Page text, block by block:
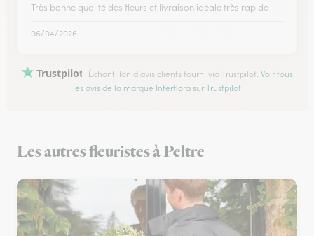
Très bonne qualité des fleurs et livraison idéale très rapide
06/04/2026
Trustpilot Échantillon d'avis clients fourni via Trustpilot. Voir tous
les avis de la marque Interflora sur Trustpilot
Les autres fleuristes à Peltre